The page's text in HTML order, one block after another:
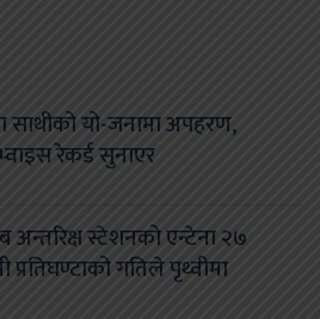
यो-जनामा अपहरण,
रेकर्ड सुनाएर
अन्तरिक्ष स्टेशनको एन्टेना २७
प्रतिघण्टाको गतिले पृथ्वीमा